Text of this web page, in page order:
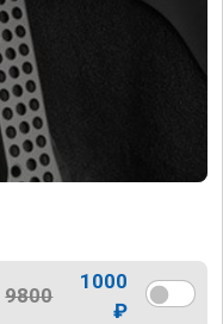
9800
1000
₽